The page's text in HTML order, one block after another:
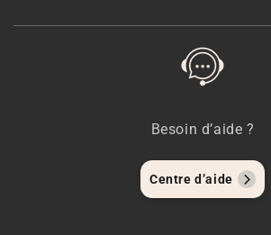
Besoin d’aide ?
Centre d’aide